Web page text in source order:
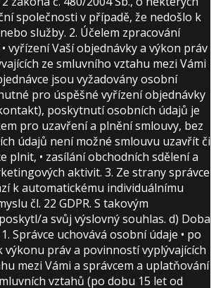
společnosti v případě, že nedošlo k
služby. 2. Účelem zpracování
vyřízení Vaší objednávky a výkon práv
ze smluvního vztahu mezi Vámi
jsou vyžadovány osobní
pro úspěšné vyřízení objednávky
poskytnutí osobních údajů je
pro uzavření a plnění smlouvy, bez
údajů není možné smlouvu uzavřít či
plnit, • zasílání obchodních sdělení a
aktivit. 3. Ze strany správce
k automatickému individuálnímu
čl. 22 GDPR. S takovým
a svůj výslovný souhlas. d) Doba
Správce uchovává osobní údaje • po
práv a povinností vyplývajících
mezi Vámi a správcem a uplatňování
vztahů (po dobu 15 let od